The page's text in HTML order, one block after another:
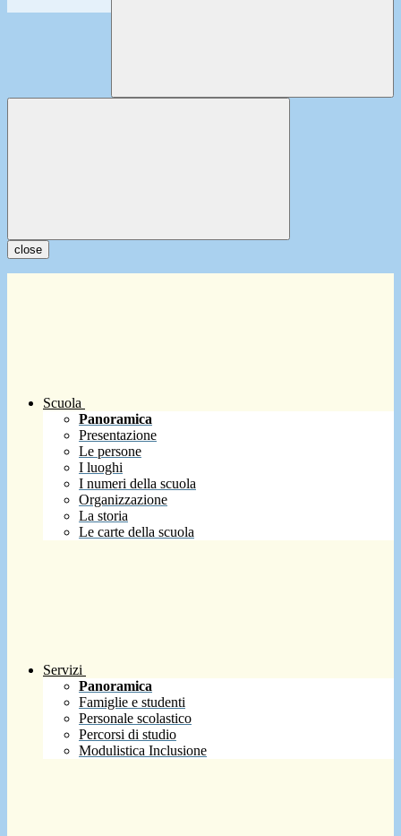
close
Scuola
Panoramica
Presentazione
Le persone
I luoghi
I numeri della scuola
Organizzazione
La storia
Le carte della scuola
Servizi
Panoramica
Famiglie e studenti
Personale scolastico
Percorsi di studio
Modulistica Inclusione